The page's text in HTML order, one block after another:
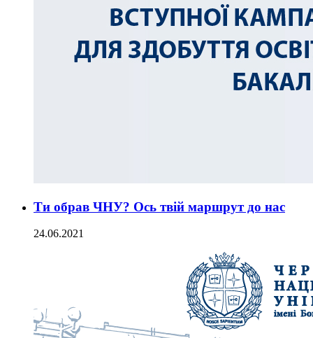
Ти обрав ЧНУ? Ось твій маршрут до нас
24.06.2021